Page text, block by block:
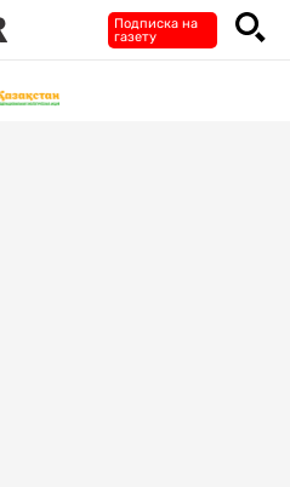
Подписка на
газету